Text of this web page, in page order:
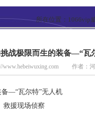
所在位置： 1066vip
战极限而生的装备—“瓦
www.hebeiwuxing.com 作者
—“瓦尔特”无人机
援现场侦察